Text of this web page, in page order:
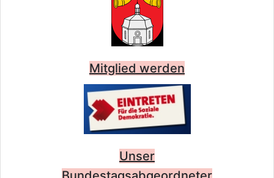
Mitglied werden
Unser